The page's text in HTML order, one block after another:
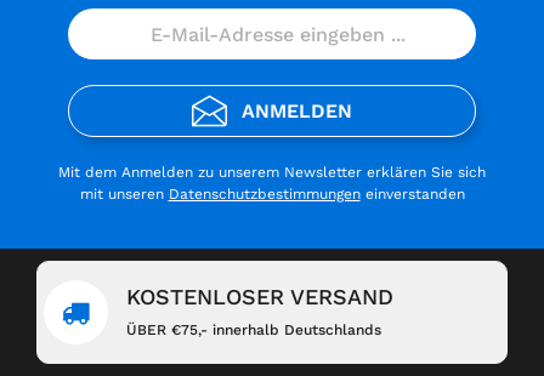
ANMELDEN
Mit dem Anmelden zu unserem Newsletter erklären Sie sich
mit unseren Datenschutzbestimmungeneinverstanden
KOSTENLOSER VERSAND
ÜBER €75,- innerhalb Deutschlands